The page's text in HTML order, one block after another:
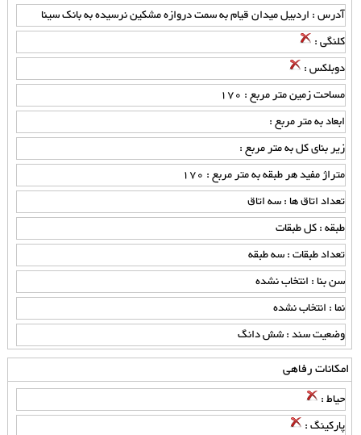
آدرس : اردبیل میدان قیام به سمت دروازه مشکین نرسیده به بانک سینا
کلنگی :
دوبلکس :
مساحت زمین متر مربع : 170
ابعاد به متر مربع :
زیر بنای کل به متر مربع :
متراژ مفید هر طبقه به متر مربع : 170
تعداد اتاق ها : سه اتاق
طبقه : کل طبقات
تعداد طبقات : سه طبقه
سن بنا : انتخاب نشده
نما : انتخاب نشده
وضعیت سند : شش دانگ
امکانات رفاهی
حیاط :
پارکینگ :